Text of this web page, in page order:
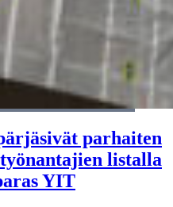
parhaiten
listalla
YIT